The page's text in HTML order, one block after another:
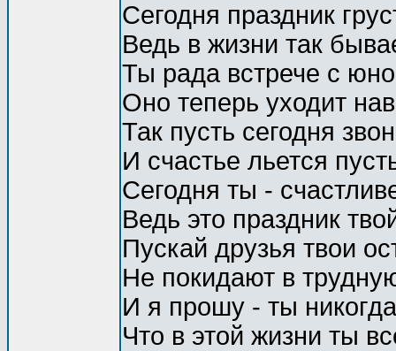
Сегодня праздник
Ведь в жизни так
Ты рада встрече с
Оно теперь уходит
Так пусть сегодня
И счастье льется
Сегодня ты -
Ведь это праздник
Пускай друзья твои
Не покидают в
И я прошу - ты
Что в этой жизни ты